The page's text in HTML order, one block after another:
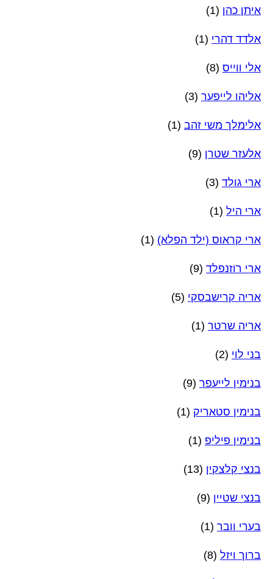
איתן כהן (1)
אלדד דהרי (1)
אלי ווייס (8)
אליהו לייפער (3)
אלימלך משי זהב (1)
אלעזר שטרן (9)
ארי גולד (3)
ארי היל (1)
ארי קראוס (ילד הפלא) (1)
ארי רוזנפלד (9)
אריה קרישבסקי (5)
אריה שרטר (1)
בני לוי (2)
בנימין לייעפר (9)
בנימין סטאריק (1)
בנימין פיליפ (1)
בנצי קלצקין (13)
בנצי שטיין (9)
בערי וובר (1)
ברוך ויזל (8)